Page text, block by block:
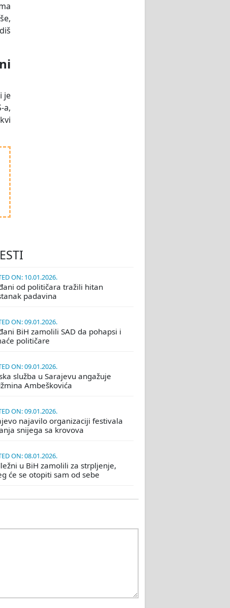
je
a,
ON: 10.01.2026.
od političara tražili hitan
padavina
ON: 09.01.2026.
BiH zamolili SAD da pohapsi i
političare
ON: 09.01.2026.
služba u Sarajevu angažuje
Ambeškovića
ON: 09.01.2026.
najavilo organizaciji festivala
snijega sa krovova
ON: 08.01.2026.
u BiH zamolili za strpljenje,
će se otopiti sam od sebe